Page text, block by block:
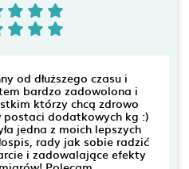
od dłuższego czasu i
bardzo zadowolona i
którzy chcą zdrowo
postaci dodatkowych kg :)
jedna z moich lepszych
rady jak sobie radzić
i zadowalające efekty